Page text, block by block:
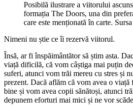
Posibilă ilustrare a viitorului
formația The Doors, una din
care este menționată în carte.
Nimeni nu știe ce îi rezervă viitorul.
Însă, ar fi înspăimântător să știm asta.
viață dificilă, că vom câștiga mai puțin
suferi, atunci vom trăi mereu cu stres și
prezent. Dacă aflăm că vom avea o
bine și vom avea copii sănătoși, atunci
depunem eforturi mai mici și ne vor